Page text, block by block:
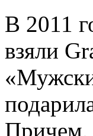
В 2011
взяли
Причем,